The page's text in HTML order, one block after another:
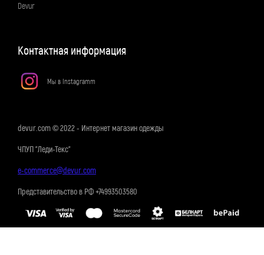
Devur
Контактная информация
Мы в Instagramm
devur.com © 2022 - Интернет магазин одежды
ЧПУП "Леди-Текс"
e-commerce@devur.com
Представительство в РФ +74993503580